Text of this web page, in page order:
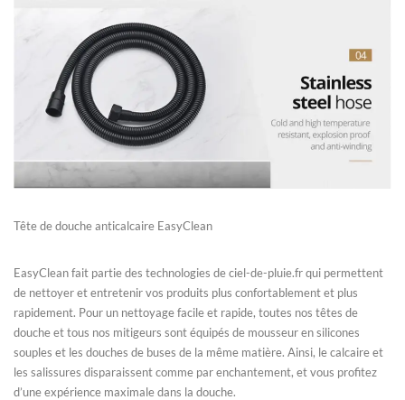
Tête de douche anticalcaire EasyClean
EasyClean fait partie des technologies de ciel-de-pluie.fr qui permettent
de nettoyer et entretenir vos produits plus confortablement et plus
rapidement. Pour un nettoyage facile et rapide, toutes nos têtes de
douche et tous nos mitigeurs sont équipés de mousseur en silicones
souples et les douches de buses de la même matière. Ainsi, le calcaire et
les salissures disparaissent comme par enchantement, et vous profitez
d’une expérience maximale dans la douche.